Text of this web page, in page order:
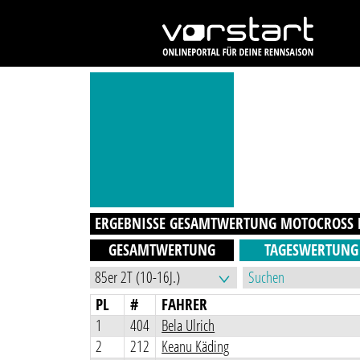
ERGEBNISSE GESAMTWERTUNG
GESAMTWERTUNG
TAGESWERTUNG
PL #
FAHRER
1
404
Bela Ulrich
2
212
Keanu Käding